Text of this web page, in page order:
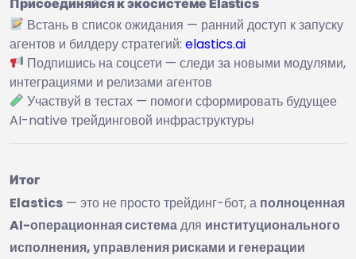
Встань в список ожидания — ранний доступ к запуску
агентов и билдеру стратегий: elastics.ai
Подпишись на соцсети — следи за новыми модулями,
интеграциями и релизами агентов
Участвуй в тестах — помоги сформировать будущее
AI-native трейдинговой инфраструктуры
Итог
Elastics — это не просто трейдинг-бот, а полноценная
AI-операционная системадля институционального
исполнения, управления рисками и генерации